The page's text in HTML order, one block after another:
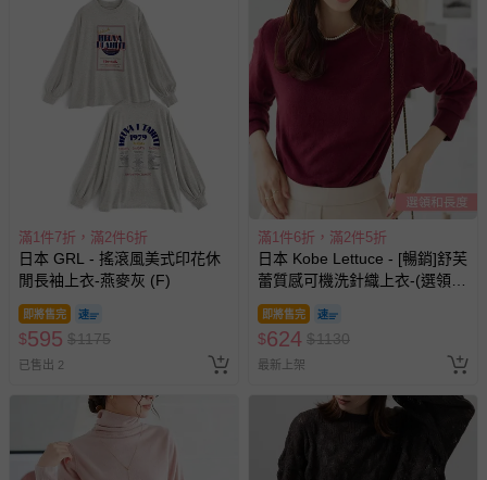
滿1件7折，滿2件6折
日本 GRL - 搖滾風美式印花休
閒長袖上衣-燕麥灰 (F)
即將售完
$595 $1175
已售出 2
滿1件6折，滿2件5折
日本 Kobe Lettuce - [暢銷]舒芙
蕾質感可機洗針織上衣-(選領和
長度)-酒紅
即將售完
$624 $1130
最新上架